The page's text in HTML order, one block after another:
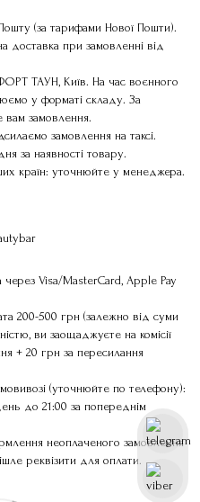
(за тарифами Нової Пошти).
доставка при замовленні від
ТАУН, Київ. На час воєнного
у форматі складу. За
вам замовлення.
замовлення на таксі.
за наявності товару.
країн: уточнюйте у менеджера.
через Visa/MasterCard, Apple Pay
200-500 грн (залежно від суми
ви заощаджуєте на комісії
+ 20 грн за пересилання
(уточнюйте по телефону):
до 21:00 за попереднім
неоплаченого замовлення
реквізити для оплати.